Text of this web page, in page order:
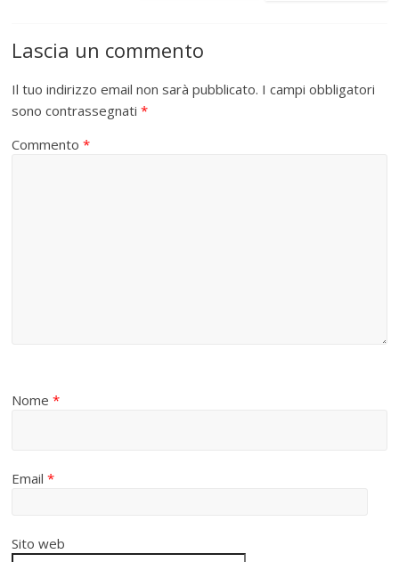
Lascia un commento
Il tuo indirizzo email non sarà pubblicato. I campi obbligatori
sono contrassegnati*
Commento*
Nome*
Email*
Sito web